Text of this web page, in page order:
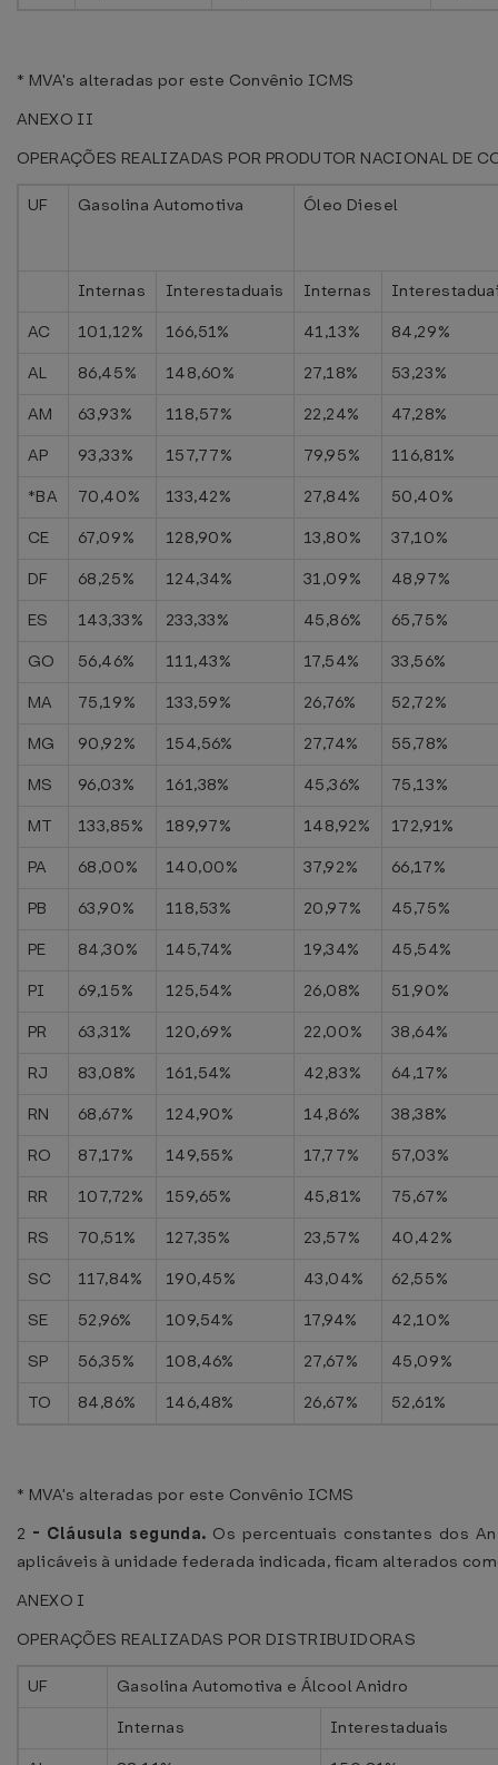
* MVA's alteradas por este Convênio ICMS
ANEXO II
OPERAÇÕES REALIZADAS POR PRODUTOR NACIONAL DE
UF Gasolina Automotiva Óleo Diesel
Internas Interestaduais Internas
AC
101,12% 166,51% 41,13%
84,29%
AL
86,45% 148,60% 27,18%
53,23%
AM
63,93% 118,57% 22,24%
47,28%
AP
93,33% 157,77% 79,95%
116,81%
*BA
70,40% 133,42% 27,84%
50,40%
CE
67,09% 128,90% 13,80%
37,10%
DF
68,25% 124,34% 31,09%
48,97%
ES
143,33% 233,33% 45,86%
65,75%
GO
56,46% 111,43% 17,54%
33,56%
MA
75,19% 133,59% 26,76%
52,72%
MG
90,92% 154,56% 27,74%
55,78%
MS
96,03% 161,38% 45,36%
75,13%
MT
133,85% 189,97% 148,92%
172,91%
PA
68,00% 140,00% 37,92%
66,17%
PB
63,90% 118,53% 20,97%
45,75%
PE
84,30% 145,74% 19,34%
45,54%
PI
69,15% 125,54% 26,08%
51,90%
PR
63,31% 120,69% 22,00%
38,64%
RJ
83,08% 161,54% 42,83%
64,17%
RN
68,67% 124,90% 14,86%
38,38%
RO
87,17% 149,55% 17,77%
57,03%
RR
107,72% 159,65% 45,81%
75,67%
RS
70,51% 127,35% 23,57%
40,42%
SC
117,84% 190,45% 43,04%
62,55%
SE
52,96% 109,54% 17,94%
42,10%
SP
56,35% 108,46% 27,67%
45,09%
TO
84,86% 146,48% 26,67% 52,61%
* MVA's alteradas por este Convênio ICMS
2 - Cláusula segunda. Os percentuais constantes dos
aplicáveis à unidade federada indicada, ficam alterados
ANEXO I
OPERAÇÕES REALIZADAS POR DISTRIBUIDORAS
UF
Gasolina Automotiva e Álcool Anidro
Internas
Interestaduais